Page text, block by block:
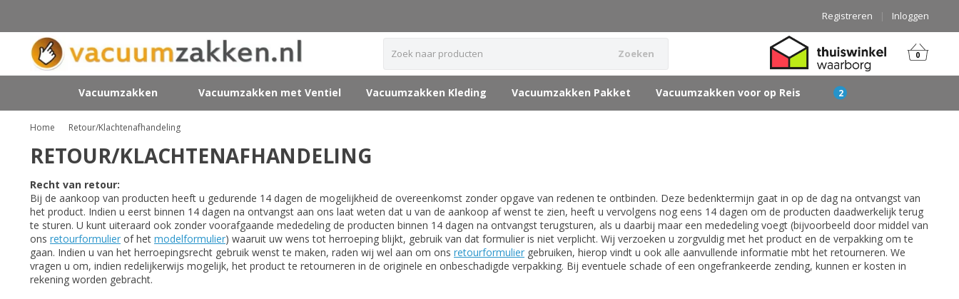
Inloggen
|
Registreren
Zoeken 0
Vacuumzakken Vacuumzakken met Ventiel Vacuumzakken Kleding Vacuumzakken Pakket Vacuumzakken voor op Reis
Home Retour/Klachtenafhandeling
RETOUR/KLACHTENAFHANDELING
Recht van retour:
Bij de aankoop van producten heeft u gedurende 14 dagen de mogelijkheid de overeenkomst zonder opgave van redenen te ontbinden. Deze bedenktermijn gaat in op de dag na ontvangst van
het product. Indien u eerst binnen 14 dagen na ontvangst aan ons laat weten dat u van de aankoop af wenst te zien, heeft u vervolgens nog eens 14 dagen om de producten daadwerkelijk terug
te sturen. U kunt uiteraard ook zonder voorafgaande mededeling de producten binnen 14 dagen na ontvangst terugsturen, als u daarbij maar een mededeling voegt (bijvoorbeeld door middel van
ons retourformulier of het modelformulier) waaruit uw wens tot herroeping blijkt, gebruik van dat formulier is niet verplicht. Wij verzoeken u zorgvuldig met het product en de verpakking om te
gaan. Indien u van het herroepingsrecht gebruik wenst te maken, raden wij wel aan om ons retourformulier gebruiken, hierop vindt u ook alle aanvullende informatie mbt het retourneren. We
vragen u om, indien redelijkerwijs mogelijk, het product te retourneren in de originele en onbeschadigde verpakking. Bij eventuele schade of een ongefrankeerde zending, kunnen er kosten in
rekening worden gebracht.